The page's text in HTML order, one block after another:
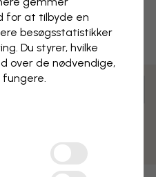
bestil
for at tilbyde en
besøgs­statistikker
Du styrer, hvilke
over de nødvendige,